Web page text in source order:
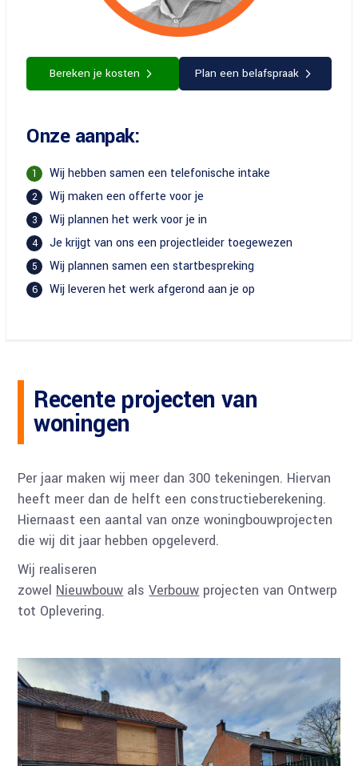
Bereken je kosten Plan een belafspraak
Onze aanpak:
1 Wij hebben samen een telefonische intake
2 Wij maken een offerte voor je
3 Wij plannen het werk voor je in
4 Je krijgt van ons een projectleider toegewezen
5 Wij plannen samen een startbespreking
6 Wij leveren het werk afgerond aan je op
Recente projecten van
woningen
Per jaar maken wij meer dan 300 tekeningen. Hiervan
heeft meer dan de helft een constructieberekening.
Hiernaast een aantal van onze woningbouwprojecten
die wij dit jaar hebben opgeleverd.
Wij realiseren
zowel Nieuwbouw alsVerbouw projecten van Ontwerp
tot Oplevering.